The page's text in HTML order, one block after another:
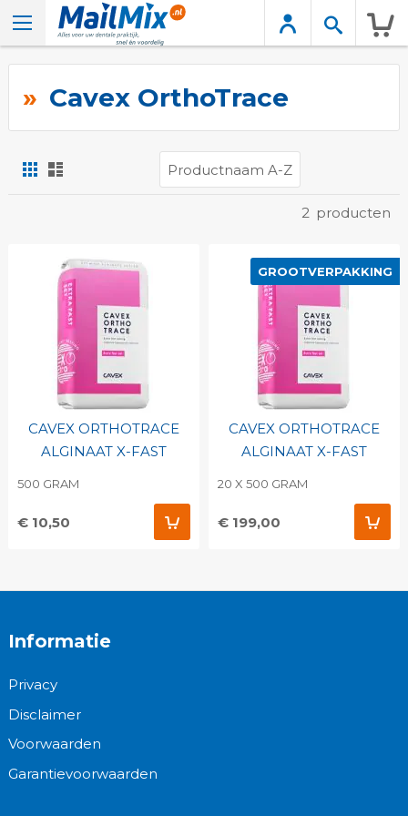
Cavex OrthoTrace
Foto-
tabel
2 producten
CAVEX ORTHOTRACE
ALGINAAT X-FAST
500 GRAM
€ 10,50
GROOTVERPAKKING
CAVEX ORTHOTRACE
ALGINAAT X-FAST
20 X 500 GRAM
€ 199,00
Informatie
Privacy
Disclaimer
Voorwaarden
Garantievoorwaarden